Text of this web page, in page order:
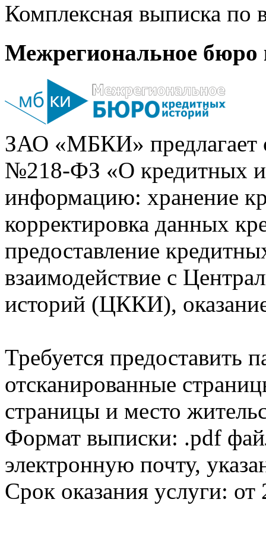
Комплексная выписка
Межрегиональное бюро
ЗАО «МБКИ» предлагает
№218-ФЗ «О кредитных
информацию: хранение
корректировка данных
предоставление
взаимодействие с
историй (ЦККИ),
Требуется предоставить
отсканированные
страницы и место
Формат выписки: .pdf
электронную почту,
Срок оказания услуги: от